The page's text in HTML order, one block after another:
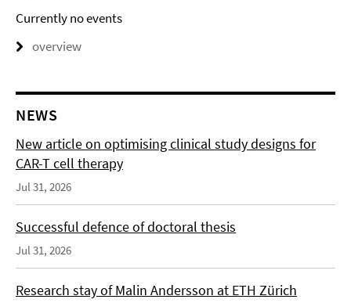
Currently no events
overview
NEWS
New article on optimising clinical study designs for
CAR-T cell therapy
Jul 31, 2026
Successful defence of doctoral thesis
Jul 31, 2026
Research stay of Malin Andersson at ETH Zürich